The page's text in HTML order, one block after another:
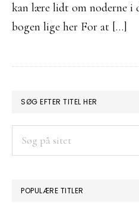
kan lære lidt om noderne i
bogen lige her For at […]
PRIMÆR
SIDEBAR
SØG EFTER TITEL HER
POPULÆRE TITLER